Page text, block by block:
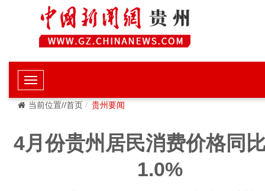
当前位置//首页 贵州要闻
4月份贵州居民消费价格同
1.0%